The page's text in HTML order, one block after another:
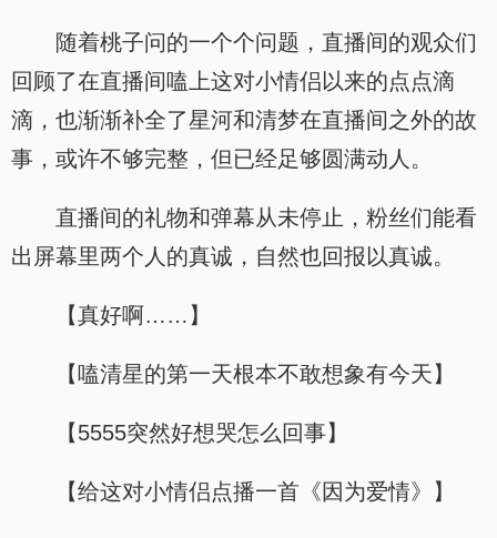
随着桃子问的一个个问题，直播间的观众们
回顾了在直播间嗑上这对小情侣以来的点点滴
滴，也渐渐补全了星河和清梦在直播间之外的故
事，或许不够完整，但已经足够圆满动人。
直播间的礼物和弹幕从未停止，粉丝们能看
出屏幕里两个人的真诚，自然也回报以真诚。
【真好啊……】
【嗑清星的第一天根本不敢想象有今天】
【5555突然好想哭怎么回事】
【给这对小情侣点播一首《因为爱情》】